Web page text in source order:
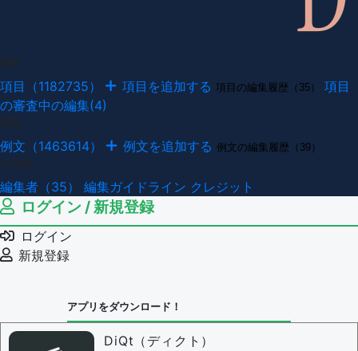
項目（1182735） 項目を追加する 項目の編集履歴（35）
項目
の審査中の編集(4)
例文（1463614） 例文を追加する 例文の編集履歴（39）
編集者（35） 編集ガイドライン クレジット
ログイン / 新規登録
ログイン
新規登録
アプリをダウンロード！
DiQt（ディクト）